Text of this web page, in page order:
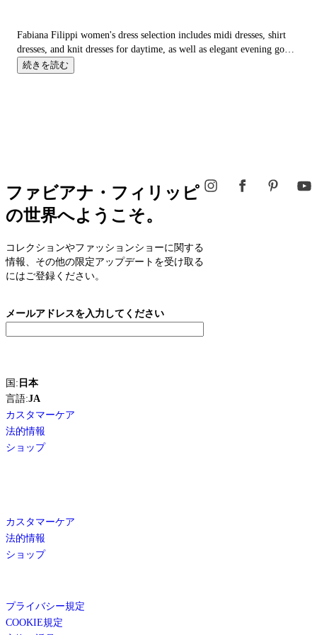
Fabiana Filippi women's dress selection includes midi dresses, shirt
dresses, and knit dresses for daytime, as well as elegant evening gowns
forspecial occasions
続きを読む
ファビアナ・フィリッピ
の世界へようこそ。
コレクションやファッションショーに関する
情報、その他の限定アップデートを受け取る
にはご登録ください。
メールアドレスを入力してください
国: 日本
言語:JA
カスタマーケア
法的情報
ショップ
カスタマーケア
法的情報
ショップ
プライバシー規定
COOKIE規定